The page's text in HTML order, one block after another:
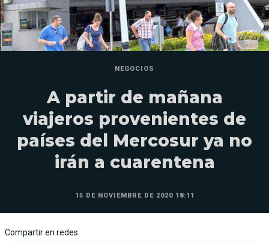
NEGOCIOS
A partir de mañana
viajeros provenientes de
países del Mercosur ya no
irán a cuarentena
15 DE NOVIEMBRE DE 2020 18:11
Compartir en redes